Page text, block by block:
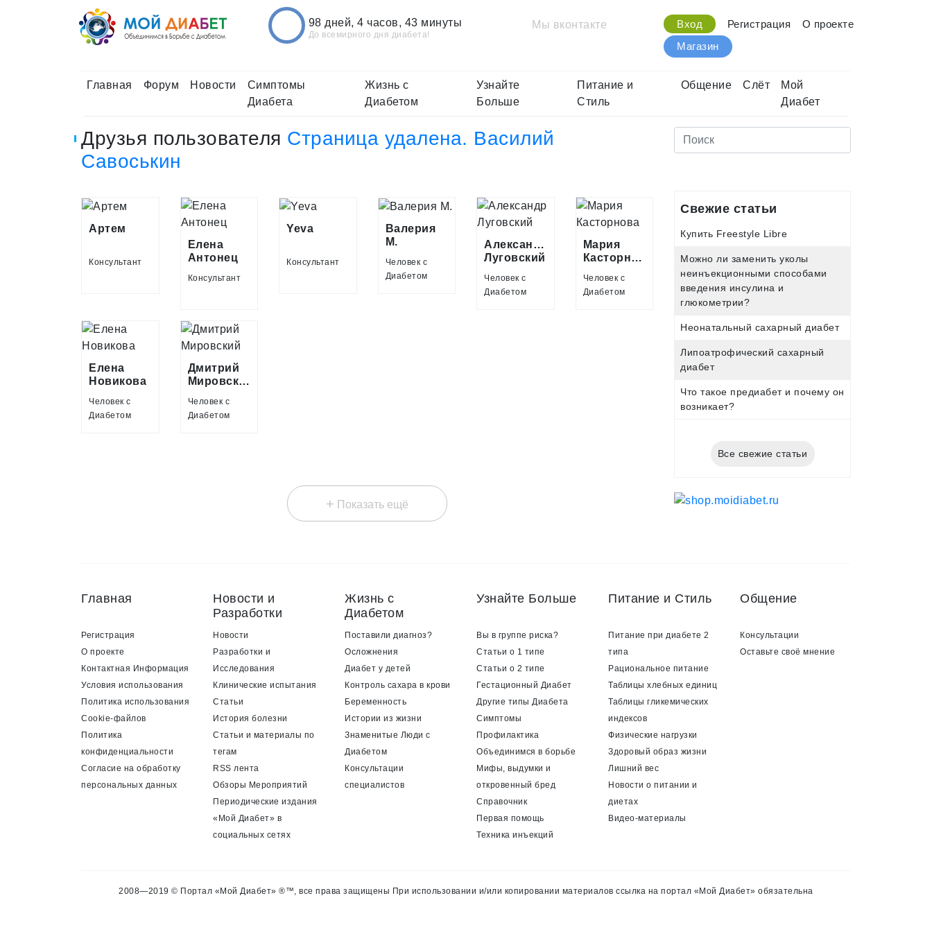
98 дней, 4 часов, 43 минуты
До всемирного дня диабета!
Мы вконтакте Вход Регистрация
О проекте
Магазин
Главная Форум Новости
Симптомы
Диабета
Жизнь с
Диабетом
Узнайте
Больше
Питание и
Стиль
Общение Слёт
Мой
Диабет
Друзья пользователя Страница удалена. Василий
Савоськин
Артем
Консультант
Елена
Антонец
Консультант
Yeva
Консультант
Валерия
М.
Человек с
Диабетом
Александр
Луговский
Человек с
Диабетом
Мария
Касторнова
Человек с
Диабетом
Елена
Новикова
Человек с
Диабетом
Дмитрий
Мировский
Человек с
Диабетом
+ Показать ещё
Свежие статьи
Купить Freestyle Libre
Можно ли заменить уколы
неинъекционными способами
введения инсулина и
глюкометрии?
Неонатальный сахарный диабет
Липоатрофический сахарный
диабет
Что такое предиабет и почему он
возникает?
Все свежие статьи
Главная
Регистрация
О проекте
Контактная Информация
Условия использования
Политика использования
Cookie-файлов
Политика
конфиденциальности
Согласие на обработку
персональных данных
Новости и
Разработки
Новости
Разработки и
Исследования
Клинические испытания
Статьи
История болезни
Статьи и материалы по
тегам
RSS лента
Обзоры Мероприятий
Периодические издания
«Мой Диабет» в
социальных сетях
Жизнь с
Диабетом
Поставили диагноз?
Осложнения
Диабет у детей
Контроль сахара в крови
Беременность
Истории из жизни
Знаменитые Люди с
Диабетом
Консультации
специалистов
Узнайте Больше
Вы в группе риска?
Статьи о 1 типе
Статьи о 2 типе
Гестационный Диабет
Другие типы Диабета
Симптомы
Профилактика
Объединимся в борьбе
Мифы, выдумки и
откровенный бред
Справочник
Первая помощь
Техника инъекций
Питание и Стиль
Питание при диабете 2
типа
Рациональное питание
Таблицы хлебных единиц
Таблицы гликемических
индексов
Физические нагрузки
Здоровый образ жизни
Лишний вес
Новости о питании и
диетах
Видео-материалы
Общение
Консультации
Оставьте своё мнение
2008—2019 © Портал «Мой Диабет» ®™, все права защищены При использовании и/или копировании материалов ссылка на портал «Мой Диабет» обязательна